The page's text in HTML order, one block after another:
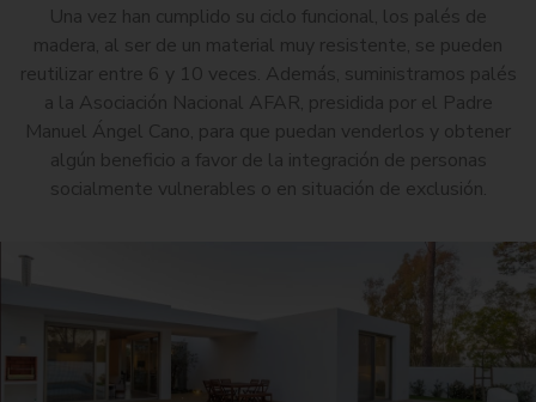
Una vez han cumplido su ciclo funcional, los palés de
madera, al ser de un material muy resistente, se pueden
reutilizar entre 6 y 10 veces. Además, suministramos palés
a la Asociación Nacional AFAR, presidida por el Padre
Manuel Ángel Cano, para que puedan venderlos y obtener
algún beneficio a favor de la integración de personas
socialmente vulnerables o en situación de exclusión.